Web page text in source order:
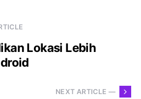
Lokasi Lebih
NEXT ARTICLE —